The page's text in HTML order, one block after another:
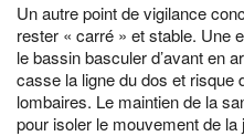
Un autre point de vigilance
rester « carré » et stable. Une
le bassin basculer d’avant en
casse la ligne du dos et risque
lombaires. Le maintien de la
pour isoler le mouvement de